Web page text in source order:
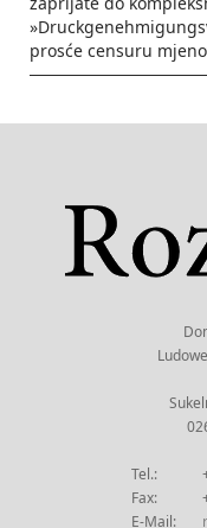
prosće censuru
Tel.:
Fax:
E-Mail: